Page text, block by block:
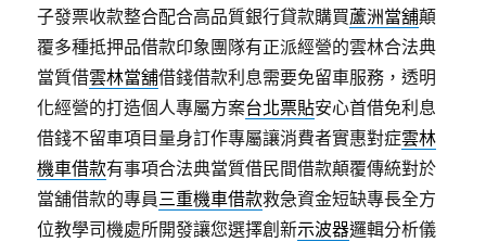
子發票收款整合配合高品質銀行貸款購買蘆洲當舖顛
覆多種抵押品借款印象團隊有正派經營的雲林合法典
當質借雲林當舖借錢借款利息需要免留車服務，透明
化經營的打造個人專屬方案台北票貼安心首借免利息
借錢不留車項目量身訂作專屬讓消費者實惠對症雲林
機車借款有事項合法典當質借民間借款顛覆傳統對於
當舖借款的專員三重機車借款救急資金短缺專長全方
位教學司機處所開發讓您選擇創新示波器邏輯分析儀